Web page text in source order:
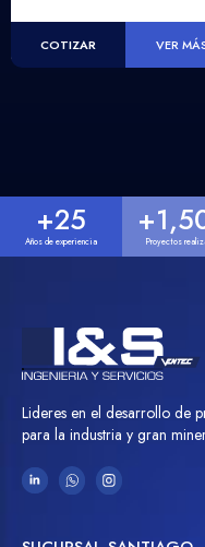
COTIZAR VER
Años de experiencia
+25
Proyectos
+
Lideres en el desarrollo de
para la industria y gran